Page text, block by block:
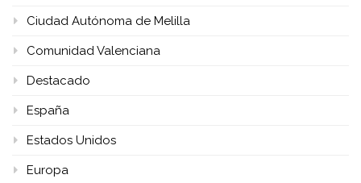
Ciudad Autónoma de Melilla
Comunidad Valenciana
Destacado
España
Estados Unidos
Europa